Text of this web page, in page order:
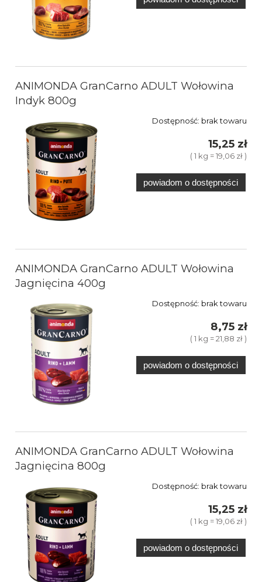
ANIMONDA GranCarno ADULT Wołowina
Indyk 800g
Dostępność: brak towaru
15,25 zł
( 1 kg = 19,06 zł )
powiadom o dostępności
ANIMONDA GranCarno ADULT Wołowina
Jagnięcina 400g
Dostępność: brak towaru
8,75 zł
( 1 kg = 21,88 zł )
powiadom o dostępności
ANIMONDA GranCarno ADULT Wołowina
Jagnięcina 800g
Dostępność: brak towaru
15,25 zł
( 1 kg = 19,06 zł )
powiadom o dostępności